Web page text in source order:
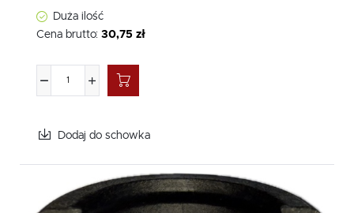
Duża ilość
Cena brutto: 30,75 zł
Dodaj do schowka